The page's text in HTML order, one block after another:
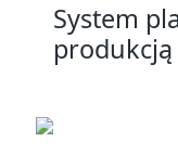
System